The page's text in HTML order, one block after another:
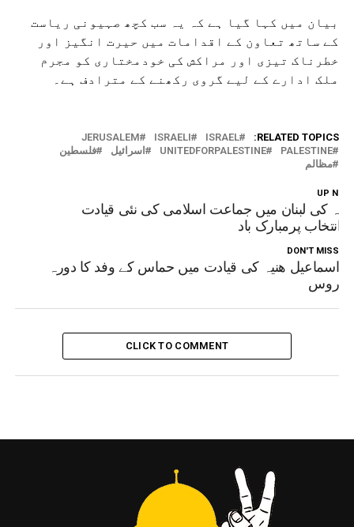
بیان میں کہا گیا ہے کہ یہ سب کچھ صہیونی ریاست
کے ساتھ تعاون کے اقدامات میں حیرت انگیز اور
خطرناک تیزی اور مراکش کی خودمختاری کو مجرم
ملک ادارے کے لیے گروی رکھنے کے مترادف ہے۔
RELATED TOPICS:
ISRAEL
ISRAELI
JERUSALEM
PALESTINE
UNITEDFORPALESTINE اسرائیل
فلسطین
مظالم
UP
کی لبنان میں جماعت اسلامی کی نئی قیادت
پرمبارک باد
DON'T MISS
اسماعیل ھنیہ کی قیادت میں حماس کے وفد کا دورہ
روس
CLICK TO COMMENT